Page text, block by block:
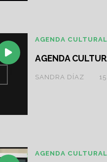
AGENDA
SANDRA DÍAZ
AGENDA CULTURAL
AGENDA CULTURAL